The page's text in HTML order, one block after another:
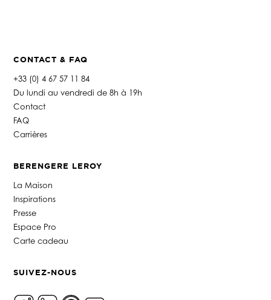
CONTACT & FAQ
+33 (0) 4 67 57 11 84
Du lundi au vendredi de 8h à 19h
Contact
FAQ
Carrières
BERENGERE LEROY
La Maison
Inspirations
Presse
Espace Pro
Carte cadeau
SUIVEZ-NOUS